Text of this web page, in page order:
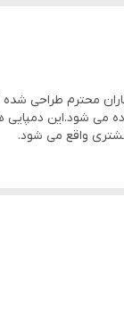
محترم طراحی
واقع می شود.